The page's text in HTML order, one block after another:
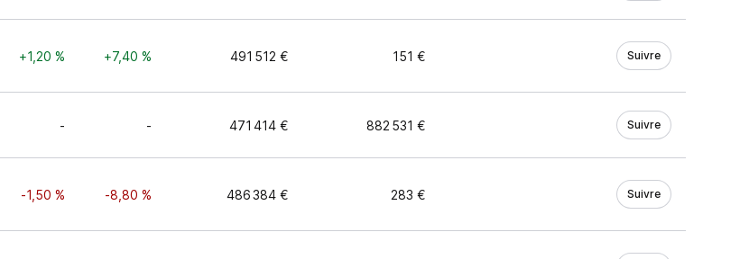
+1,20 % +7,40 % 491 512 € 151 € Suivre
- - 471 414 € 882 531 € Suivre
-1,50 % -8,80 % 486 384 € 283 € Suivre